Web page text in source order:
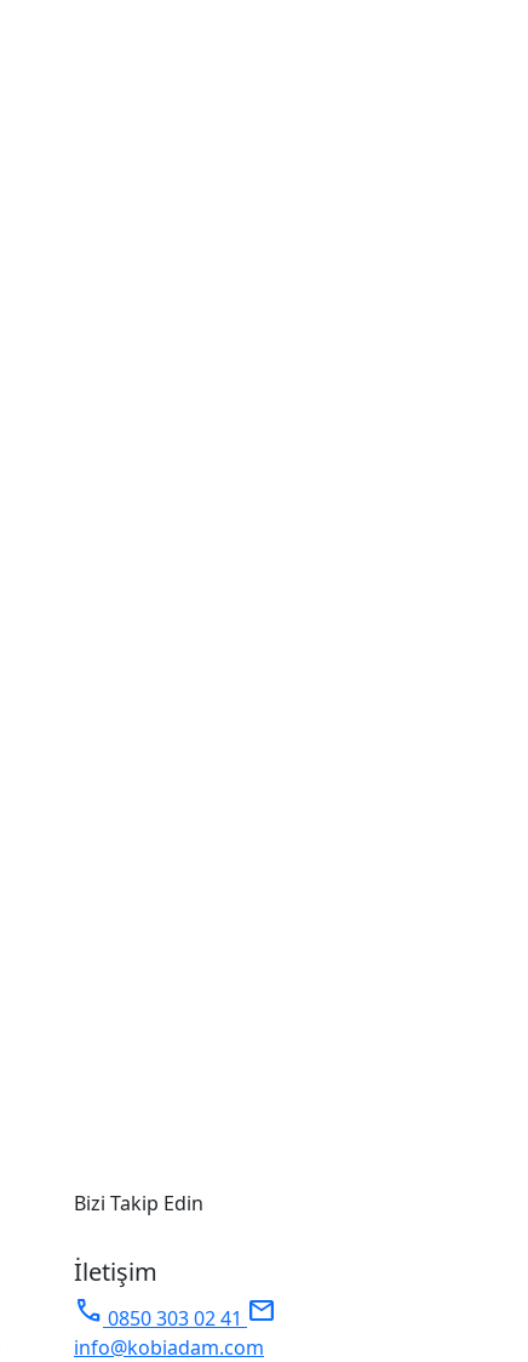
Bizi Takip Edin
İletişim
phone 0850 303 02 41 mail
info@kobiadam.com